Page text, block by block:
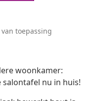
toepassing
woonkamer:
salontafel nu in huis!